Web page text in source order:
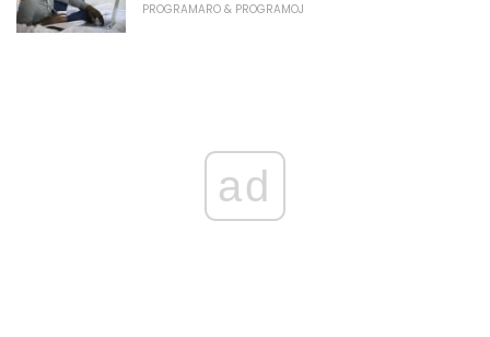
PROGRAMARO & PROGRAMOJ
ad